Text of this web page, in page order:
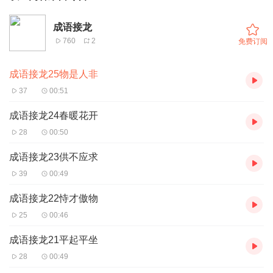
成语接龙
760 2 免费订阅
成语接龙25物是人非
37 00:51
成语接龙24春暖花开
28 00:50
成语接龙23供不应求
39 00:49
成语接龙22恃才傲物
25 00:46
成语接龙21平起平坐
28 00:49